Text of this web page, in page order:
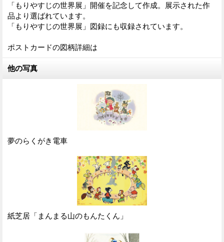
「もりやすじの世界展」開催を記念して作成。展示された作
品より選ばれています。
「もりやすじの世界展」図録にも収録されています。
ポストカードの図柄詳細は
他の写真
夢のらくがき電車
紙芝居「まんまる山のもんたくん」